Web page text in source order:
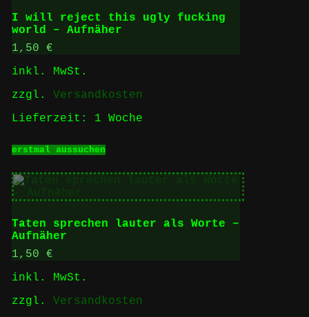
Die
Optionen
können
werden
I will reject this ugly fucking
world – Aufnäher
1,50 €
inkl. MwSt.
zzgl. Versandkosten
Lieferzeit: 1 Woche
erstmal aussuchenProdukt
mehrere
auf.
Die
Optionen
werden
Taten sprechen lauter als Worte –
Aufnäher
1,50 €
inkl. MwSt.
zzgl. Versandkosten